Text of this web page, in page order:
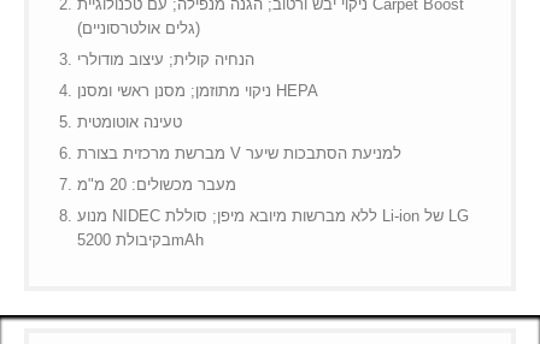
ניקוי יבש ורטוב; הגנה מנפילה; עם טכנולוגיית Carpet Boost
(גלים אולטרסוניים)
הנחיה קולית; עיצוב מודולרי
ניקוי מתוזמן; מסנן ראשי ומסנן HEPA
טעינה אוטומטית
מברשת מרכזית בצורת V למניעת הסתבכות שיער
מעבר מכשולים: 20 מ"מ
מנוע NIDEC ללא מברשות מיובא מיפן; סוללת Li-ion של LG
בקיבולת 5200mAh